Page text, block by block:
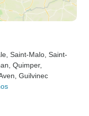
, Saint-Malo , Saint-
, Quimper,
, Guilvinec